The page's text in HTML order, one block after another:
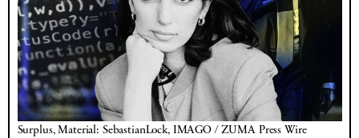
Surplus, Material: SebastianLock, IMAGO / ZUMA Press Wire